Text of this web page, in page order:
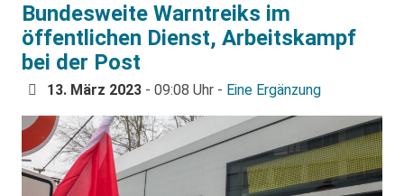
Bundesweite Warntreiks im
öffentlichen Dienst, Arbeitskampf
bei der Post
13. März 2023 - 09:08 Uhr - Eine Ergänzung